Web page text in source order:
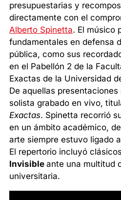
presupuestarias y
directamente con el
Alberto Spinetta. El músico
fundamentales en defensa
pública, como sus
en el Pabellón 2 de la
Exactas de la Universidad
De aquellas
solista grabado en vivo,
Exactas. Spinetta recorrió
en un ámbito académico,
arte siempre estuvo ligado
El repertorio incluyó
Invisibleante una multitud
universitaria.